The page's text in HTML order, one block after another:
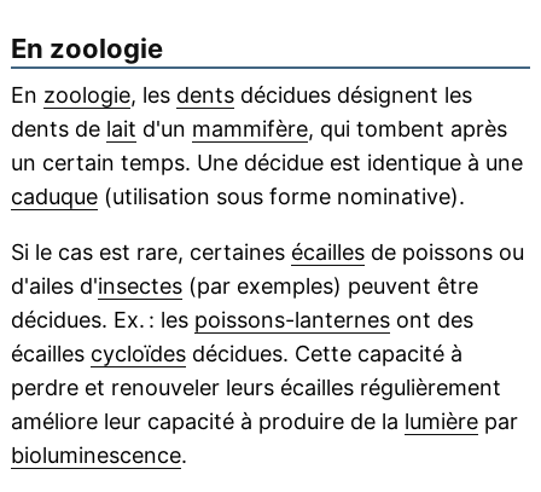
En zoologie
En zoologie, les dentsdécidues désignent les
dents de lait d'un mammifère, qui tombent après
un certain temps. Une décidue est identique à une
caduque(utilisation sous forme nominative).
Si le cas est rare, certaines écaillesde poissons ou
d'ailes d'insectes(par exemples) peuvent être
décidues. Ex. : les poissons-lanternesont des
écailles cycloïdesdécidues. Cette capacité à
perdre et renouveler leurs écailles régulièrement
améliore leur capacité à produire de la lumièrepar
bioluminescence.